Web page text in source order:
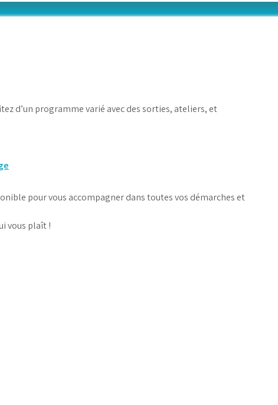
d’un programme varié avec des sorties, ateliers, et
pour vous accompagner dans toutes vos démarches et
vous plaît !